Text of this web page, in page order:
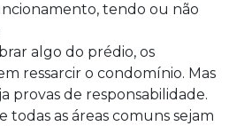
tendo ou não
algo do prédio, os
ressarcir o condomínio. Mas
provas de responsabilidade.
todas as áreas comuns sejam